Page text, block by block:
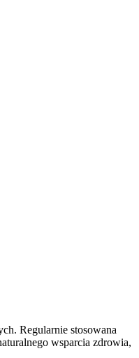
Regularnie stosowana
wsparcia zdrowia,